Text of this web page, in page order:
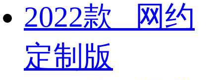
2022款 网约
定制版